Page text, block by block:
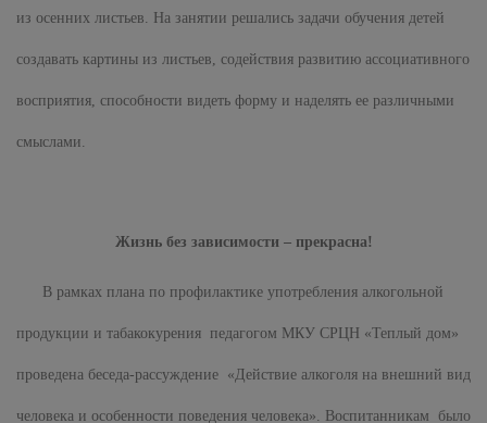
из осенних листьев. На занятии решались задачи обучения детей
создавать картины из листьев, содействия развитию ассоциативного
восприятия, способности видеть форму и наделять ее различными
смыслами.
Жизнь без зависимости – прекрасна!
В рамках плана по профилактике употребления алкогольной
продукции и табакокурения педагогом МКУ СРЦН «Теплый дом»
проведена беседа-рассуждение «Действие алкоголя на внешний вид
человека и особенности поведения человека». Воспитанникам было